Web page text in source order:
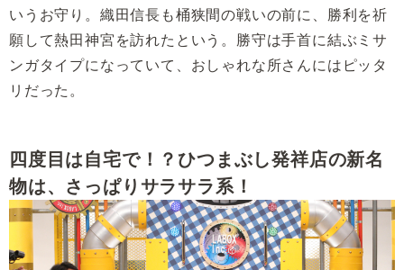
いうお守り。織田信長も桶狭間の戦いの前に、勝利を祈
願して熱田神宮を訪れたという。勝守は手首に結ぶミサ
ンガタイプになっていて、おしゃれな所さんにはピッタ
リだった。
四度目は自宅で！？ひつまぶし発祥店の新名
物は、さっぱりサラサラ系！